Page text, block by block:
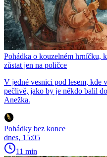
Pohádka o kouzelném hrníčku,
zůstat jen na poličce
V jedné vesnici pod lesem, kde
pečlivě, jako by je někdo balil
Anežka.
Pohádky bez konce
dnes, 15:05
11 min